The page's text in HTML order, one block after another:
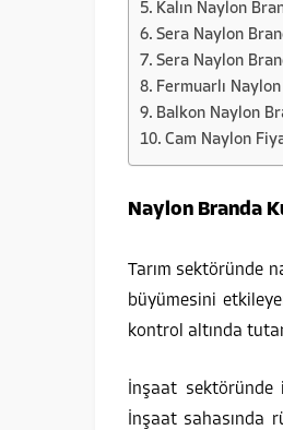
Kalın Naylon
Sera Naylon
Sera Naylon
Fermuarlı
Balkon Naylon
Cam Naylon
Naylon Branda
Tarım sektöründe
büyümesini
kontrol altında
İnşaat sektöründe
İnşaat sahasında